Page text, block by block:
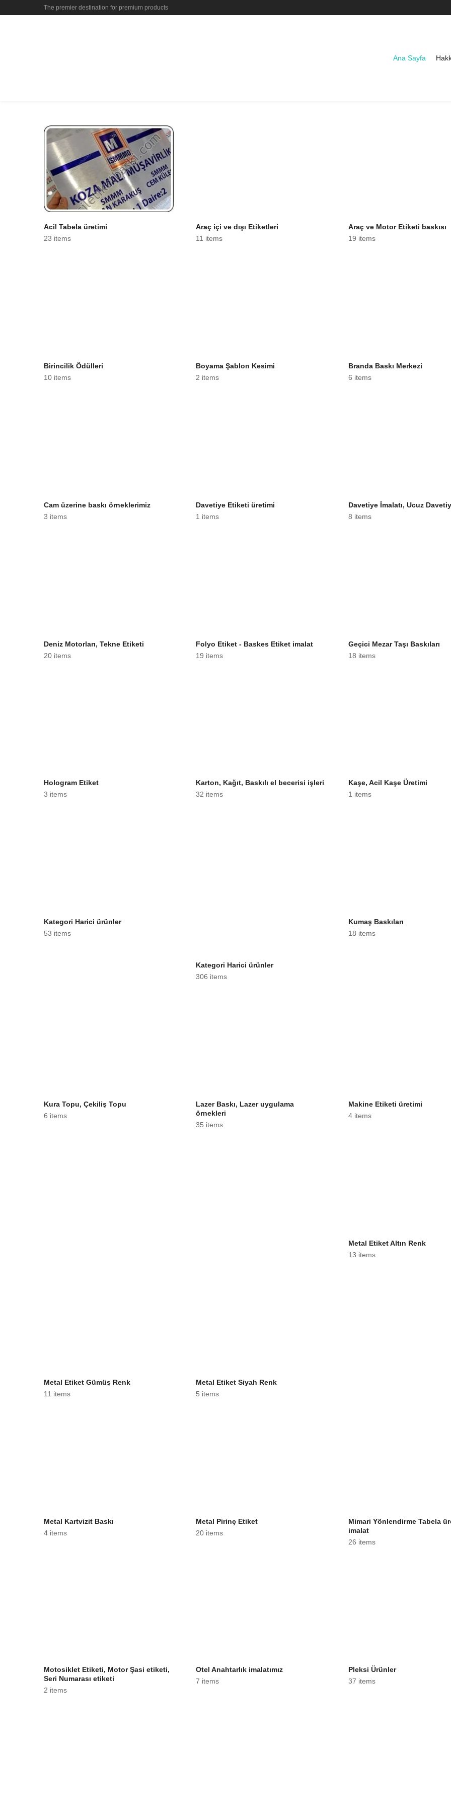
The premier destination for premium products
Ana Sayfa
Acil Tabela üretimi
23 items
Araç içi ve dışı Etiketleri
11 items
Araç ve Motor Etiketi baskısı
19 items
Birincilik Ödülleri
10 items
Boyama Şablon Kesimi
2 items
Branda Baskı Merkezi
6 items
Cam üzerine baskı örneklerimiz
3 items
Davetiye Etiketi üretimi
1 items
Davetiye İmalatı, Ucuz
8 items
Deniz Motorları, Tekne Etiketi
20 items
Folyo Etiket - Baskes Etiket imalat
19 items
Geçici Mezar Taşı Baskıları
18 items
Hologram Etiket
3 items
Karton, Kağıt, Baskılı el becerisi işleri
32 items
Kaşe, Acil Kaşe Üretimi
1 items
Kategori Harici ürünler
53 items
Kategori Harici ürünler
306 items
Kumaş Baskıları
18 items
Kura Topu, Çekiliş Topu
6 items
Lazer Baskı, Lazer uygulama
örnekleri
35 items
Makine Etiketi üretimi
4 items
Metal Etiket Altın Renk
13 items
Metal Etiket Gümüş Renk
11 items
Metal Etiket Siyah Renk
5 items
Metal Kartvizit Baskı
4 items
Metal Pirinç Etiket
20 items
Mimari Yönlendirme Tabela
imalat
26 items
Motosiklet Etiketi, Motor Şasi etiketi,
Seri Numarası etiketi
2 items
Otel Anahtarlık imalatımız
7 items
Pleksi Ürünler
37 items